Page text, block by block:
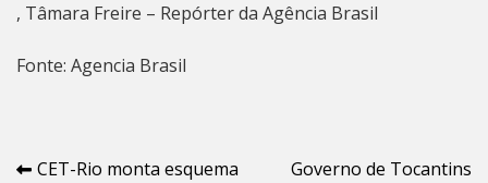
, Tâmara Freire – Repórter da Agência Brasil
Fonte: Agencia Brasil
Navegação
CET-Rio monta esquema
Governo de Tocantins